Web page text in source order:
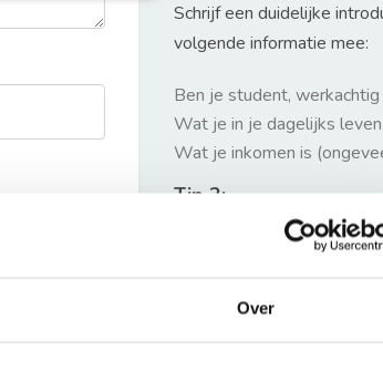
Over
Schrijf een duidelijke
volgende informatie mee:
Ben je student,
Wat je in je dagelijks
Wat je inkomen is
Tip 2:
Wees beleefd, niet te
verhaal kort